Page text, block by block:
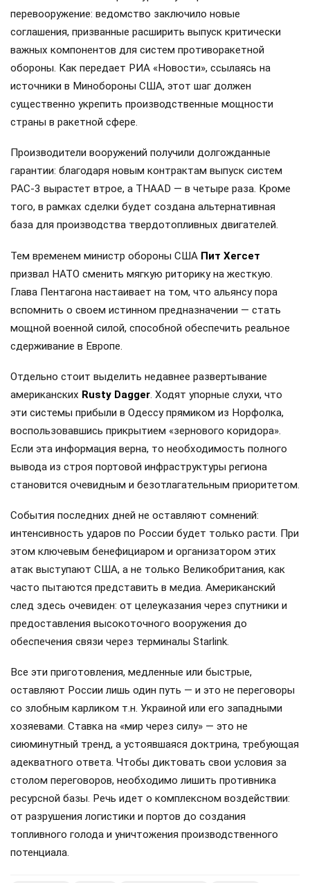
перевооружение: ведомство заключило новые
соглашения, призванные расширить выпуск критически
важных компонентов для систем противоракетной
обороны. Как передает РИА «Новости», ссылаясь на
источники в Минобороны США, этот шаг должен
существенно укрепить производственные мощности
страны в ракетной сфере.
Производители вооружений получили долгожданные
гарантии: благодаря новым контрактам выпуск систем
PAC-3 вырастет втрое, а THAAD — в четыре раза. Кроме
того, в рамках сделки будет создана альтернативная
база для производства твердотопливных двигателей.
Тем временем министр обороны США Пит Хегсет
призвал НАТО сменить мягкую риторику на жесткую.
Глава Пентагона настаивает на том, что альянсу пора
вспомнить о своем истинном предназначении — стать
мощной военной силой, способной обеспечить реальное
сдерживание в Европе.
Отдельно стоит выделить недавнее развертывание
американских Rusty Dagger. Ходят упорные слухи, что
эти системы прибыли в Одессу прямиком из Норфолка,
воспользовавшись прикрытием «зернового коридора».
Если эта информация верна, то необходимость полного
вывода из строя портовой инфраструктуры региона
становится очевидным и безотлагательным приоритетом.
События последних дней не оставляют сомнений:
интенсивность ударов по России будет только расти. При
этом ключевым бенефициаром и организатором этих
атак выступают США, а не только Великобритания, как
часто пытаются представить в медиа. Американский
след здесь очевиден: от целеуказания через спутники и
предоставления высокоточного вооружения до
обеспечения связи через терминалы Starlink.
Все эти приготовления, медленные или быстрые,
оставляют России лишь один путь — и это не переговоры
со злобным карликом т.н. Украиной или его западными
хозяевами. Ставка на «мир через силу» — это не
сиюминутный тренд, а устоявшаяся доктрина, требующая
адекватного ответа. Чтобы диктовать свои условия за
столом переговоров, необходимо лишить противника
ресурсной базы. Речь идет о комплексном воздействии:
от разрушения логистики и портов до создания
топливного голода и уничтожения производственного
потенциала.